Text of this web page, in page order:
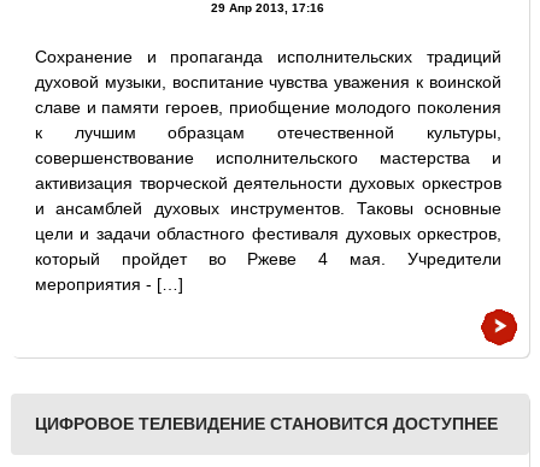
29 Апр 2013, 17:16
Сохранение и пропаганда исполнительских традиций
духовой музыки, воспитание чувства уважения к воинской
славе и памяти героев, приобщение молодого поколения
к лучшим образцам отечественной культуры,
совершенствование исполнительского мастерства и
активизация творческой деятельности духовых оркестров
и ансамблей духовых инструментов. Таковы основные
цели и задачи областного фестиваля духовых оркестров,
который пройдет во Ржеве 4 мая. Учредители
мероприятия - […]
ЦИФРОВОЕ ТЕЛЕВИДЕНИЕ СТАНОВИТСЯ ДОСТУПНЕЕ